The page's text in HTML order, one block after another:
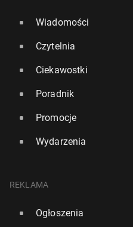
Wiadomości
Czytelnia
Ciekawostki
Poradnik
Promocje
Wydarzenia
REKLAMA
Ogłoszenia